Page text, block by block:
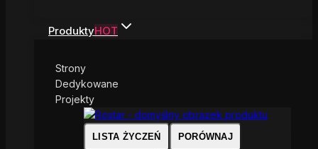
ProduktyHOT
Strony
Dedykowane
Projekty
LISTA ŻYCZEŃ PORÓWNAJ